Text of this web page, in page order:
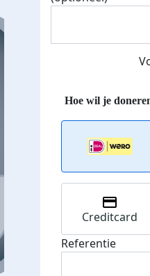
Creditcard
Referentie